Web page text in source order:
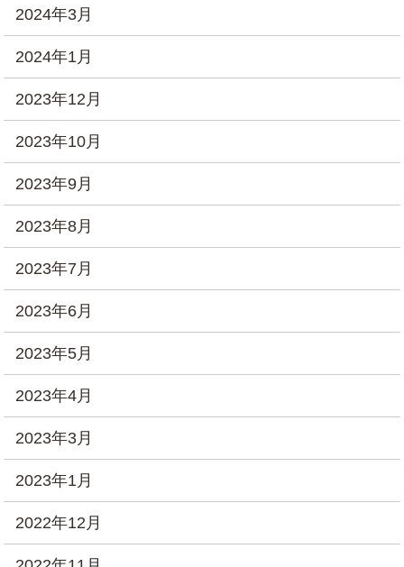
2024年3月
2024年1月
2023年12月
2023年10月
2023年9月
2023年8月
2023年7月
2023年6月
2023年5月
2023年4月
2023年3月
2023年1月
2022年12月